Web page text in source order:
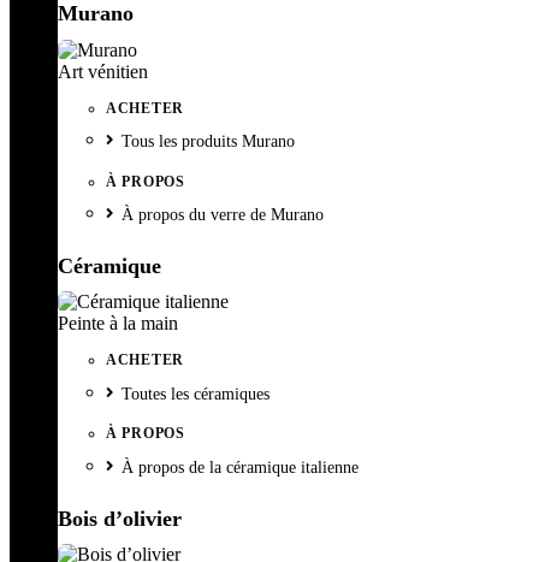
Murano
Art vénitien
ACHETER
Tous les produits Murano
À PROPOS
À propos du verre de Murano
Céramique
Peinte à la main
ACHETER
Toutes les céramiques
À PROPOS
À propos de la céramique italienne
Bois d’olivier